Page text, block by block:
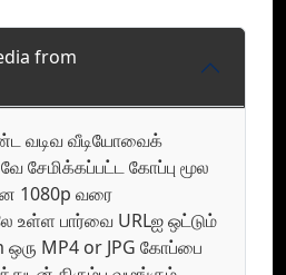
from
வடிவ வீடியோவைக்
கோப்பு மூல
1080p வரை
உள்ள பார்வை URLஐ ஒட்டும்
ஒரு MP4 or JPG கோப்பை